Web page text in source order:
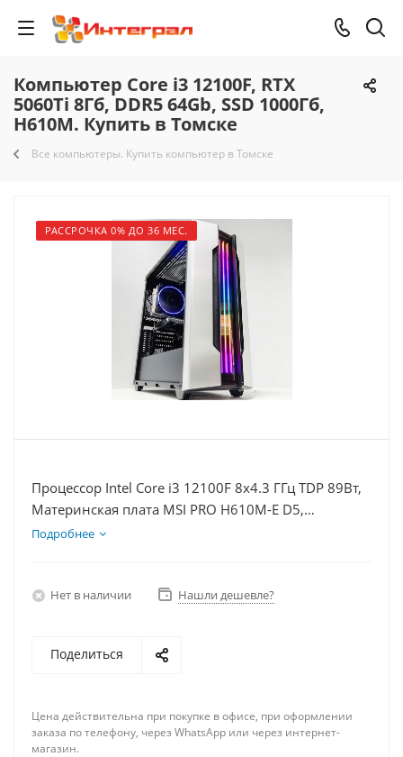
Компьютер Core i3 12100F, RTX
5060Ti 8Гб, DDR5 64Gb, SSD 1000Гб,
H610M. Купить в Томске
Все компьютеры. Купить компьютер в Томске
РАССРОЧКА 0% ДО 36 МЕС.
Процессор Intel Core i3 12100F 8x4.3 ГГц TDP 89Вт,
Материнская плата MSI PRO H610M-E D5,
Видеокарта RTX 5060Ti 8Гб, Память DDR5 64Gb,
Подробнее
Нет в наличии Нашли дешевле?
Поделиться
Цена действительна при покупке в офисе, при оформлении
заказа по телефону, через WhatsApp или через интернет-
магазин.